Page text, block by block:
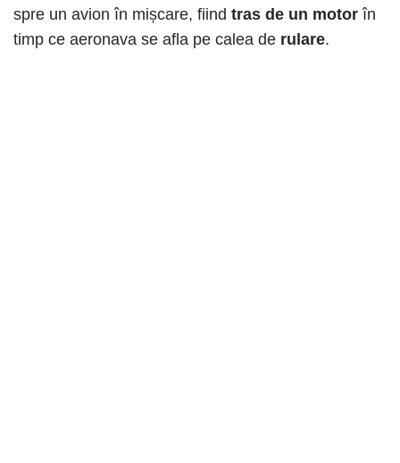
spre un avion în mișcare, fiind tras de un motor în
timp ce aeronava se afla pe calea de rulare.